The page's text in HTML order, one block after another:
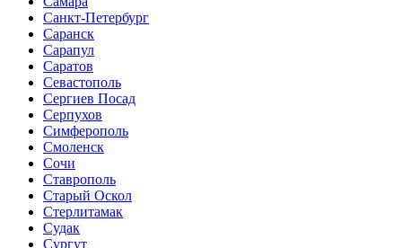
Санкт-Петербург
Саранск
Сарапул
Саратов
Севастополь
Сергиев Посад
Серпухов
Симферополь
Смоленск
Сочи
Ставрополь
Старый Оскол
Стерлитамак
Судак
Сургут